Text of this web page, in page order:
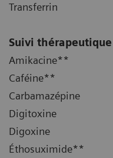
Transferrin
Suivi
Amikacine**
Caféine**
Carbamazépine
Digitoxine
Digoxine
Éthosuximide**